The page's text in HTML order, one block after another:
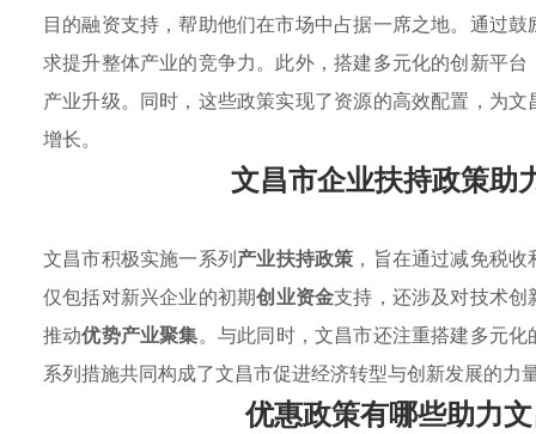
目的融资支持，帮助他们在市场中占据一席之地。通过鼓
求提升整体产业的竞争力。此外，搭建多元化的创新平
产业升级。同时，这些政策实现了资源的高效配置，为
增长。
文昌市企业扶持政策助
文昌市积极实施一系列产业扶持政策 ，旨在通过减免税
仅包括对新兴企业的初期创业资金支持，还涉及对技术
推动优势产业聚集。与此同时，文昌市还注重搭建多元
系列措施共同构成了文昌市促进经济转型与创新发展的力
优惠政策有哪些助力